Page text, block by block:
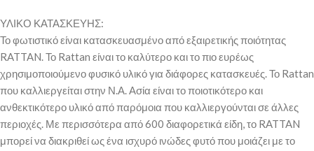
ΥΛΙΚΟ ΚΑΤΑΣΚΕΥΗΣ:
Το φωτιστικό είναι κατασκευασμένο από εξαιρετικής ποιότητας
RATTAN. Το Rattan είναι το καλύτερο και το πιο ευρέως
χρησιμοποιούμενο φυσικό υλικό για διάφορες κατασκευές. Το Rattan
που καλλιεργείται στην Ν.Α. Ασία είναι το ποιοτικότερο και
ανθεκτικότερο υλικό από παρόμοια που καλλιεργούνται σε άλλες
περιοχές. Με περισσότερα από 600 διαφορετικά είδη, το RATTAN
μπορεί να διακριθεί ως ένα ισχυρό ινώδες φυτό που μοιάζει με το